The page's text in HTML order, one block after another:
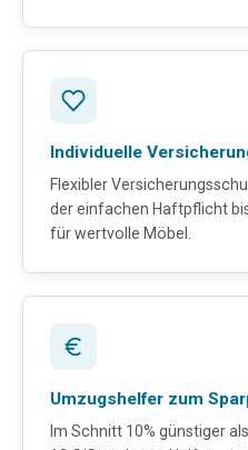
Individuelle
Flexibler
der einfachen Haftpflicht
für wertvolle Möbel.
Umzugshelfer zum
Im Schnitt 10% günstiger